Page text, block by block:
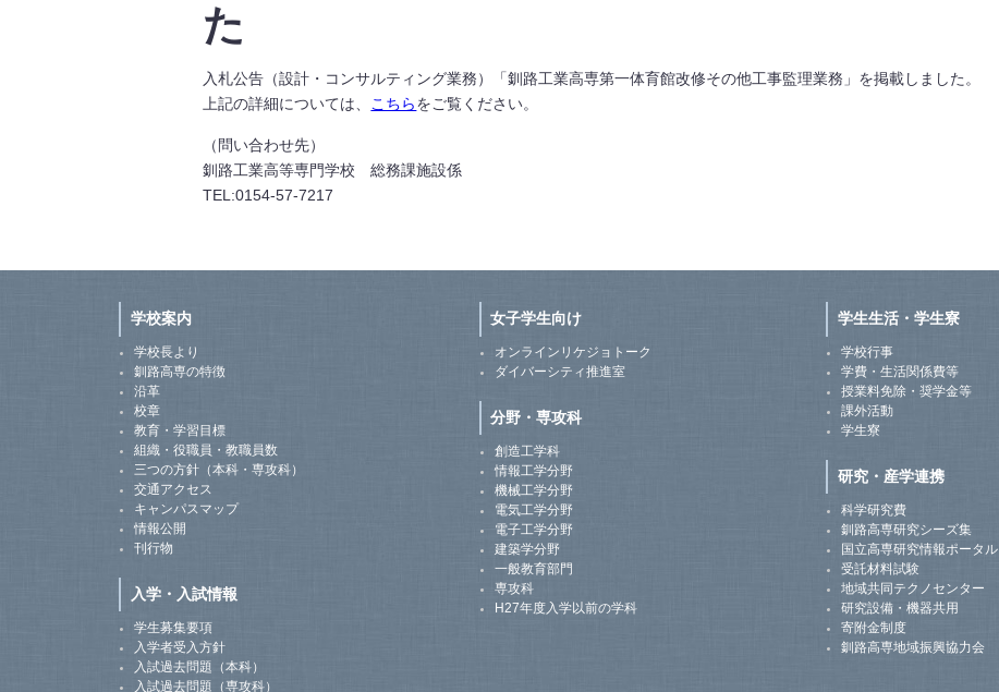
た
入札公告（設計・コンサルティング業務）「釧路工業高専第一体育館改修その他工事監理業務」を掲載しました。
上記の詳細については、
こちらをご覧ください。
（問い合わせ先）
釧路工業高等専門学校 総務課施設係
TEL:0154-57-7217
学校案内
学校長より
釧路高専の特徴
沿革
校章
教育・学習目標
組織・役職員・教職員数
三つの方針（本科・専攻科）
交通アクセス
キャンパスマップ
情報公開
刊行物
入学・入試情報
学生募集要項
入学者受入方針
入試過去問題（本科）
入試過去問題（専攻科）
女子学生向け
オンラインリケジョトーク
ダイバーシティ推進室
分野・専攻科
創造工学科
情報工学分野
機械工学分野
電気工学分野
電子工学分野
建築学分野
一般教育部門
専攻科
H27年度入学以前の学科
学生生活・学生寮
学校行事
学費・生活関係費等
授業料免除・奨学金等
課外活動
学生寮
研究・産学連携
科学研究費
釧路高専研究シーズ集
国立高専研究情報ポータル
受託材料試験
地域共同テクノセンター
研究設備・機器共用
寄附金制度
釧路高専地域振興協力会